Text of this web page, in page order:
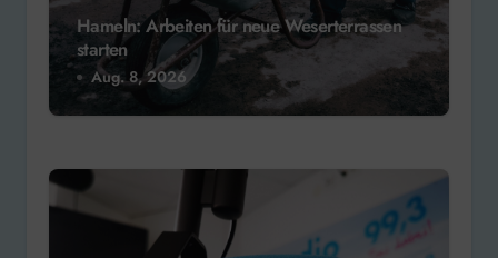
Hameln: Arbeiten für neue Weserterrassen
starten
Aug. 8, 2026